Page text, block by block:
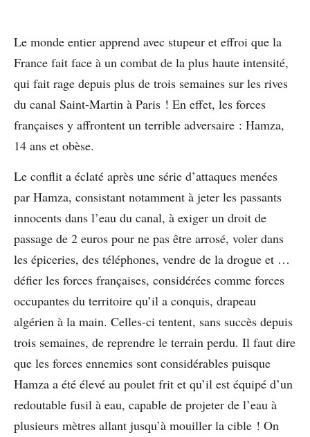
Le monde entier apprend avec stupeur et effroi que la
France fait face à un combat de la plus haute intensité,
qui fait rage depuis plus de trois semaines sur les rives
du canal Saint-Martin à Paris ! En effet, les forces
françaises y affrontent un terrible adversaire : Hamza,
14 ans et obèse.
Le conflit a éclaté après une série d’attaques menées
par Hamza, consistant notamment à jeter les passants
innocents dans l’eau du canal, à exiger un droit de
passage de 2 euros pour ne pas être arrosé, voler dans
les épiceries, des téléphones, vendre de la drogue et …
défier les forces françaises, considérées comme forces
occupantes du territoire qu’il a conquis, drapeau
algérien à la main. Celles-ci tentent, sans succès depuis
trois semaines, de reprendre le terrain perdu. Il faut dire
que les forces ennemies sont considérables puisque
Hamza a été élevé au poulet frit et qu’il est équipé d’un
redoutable fusil à eau, capable de projeter de l’eau à
plusieurs mètres allant jusqu’à mouiller la cible ! On